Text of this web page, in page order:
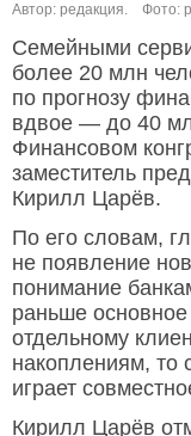
Автор: редакция.
Фото:
Семейными
более 20 млн
по прогнозу
вдвое — до 40
Финансовом
заместитель
Кирилл Царёв.
По его словам,
не появление
понимание
раньше
отдельному
накоплениям, то
играет
Кирилл Царёв